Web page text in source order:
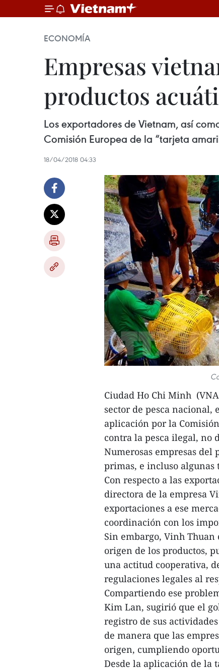
ECONOMÍA
Empresas
productos
Los exportadores de Vietnam, así
Comisión Europea de la “tarjeta
18/04/2018 04:33
Ciudad Ho Chi Minh
sector de pesca nacional,
aplicación por la
contra la pesca ilegal, no
Numerosas empresas del
primas, e incluso
Con respecto a las
directora de la empresa
exportaciones a ese
coordinación con los
Sin embargo, Vinh
origen de los productos,
una actitud cooperativa,
regulaciones legales al
Compartiendo ese
Kim Lan, sugirió que el
registro de sus
de manera que las
origen, cumpliendo
Desde la aplicación de la